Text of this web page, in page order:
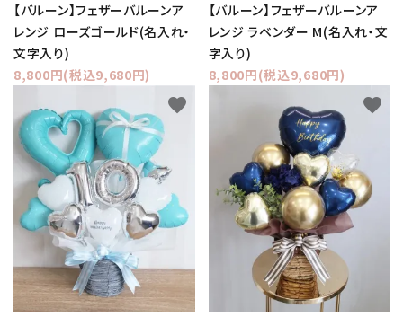
【バルーン】フェザーバルーンア
レンジ ローズゴールド(名入れ・
文字入り)
8,800円(税込9,680円)
【バルーン】フェザーバルーンア
レンジ ラベンダー M(名入れ・文
字入り)
8,800円(税込9,680円)
favorite favorite